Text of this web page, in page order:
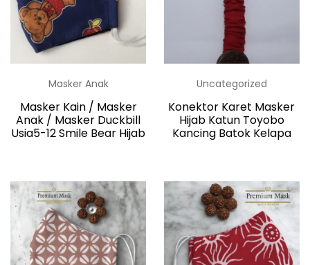
Masker Anak
Masker Kain / Masker
Anak / Masker Duckbill
Usia5-12 Smile Bear Hijab
Uncategorized
Konektor Karet Masker
Hijab Katun Toyobo
Kancing Batok Kelapa